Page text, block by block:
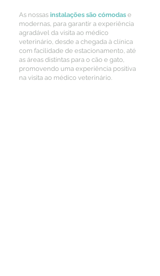
As nossas instalações são cómodas e
modernas, para garantir a experiência
agradável da visita ao médico
veterinário, desde a chegada à clínica
com facilidade de estacionamento, até
as áreas distintas para o cão e gato,
promovendo uma experiência positiva
na visita ao médico veterinário.